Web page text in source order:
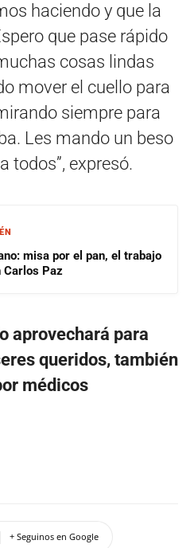
haciendo y que la
que pase rápido
cosas lindas
mover el cuello para
siempre para
Les mando un beso
todos”, expresó.
misa por el pan, el trabajo
Carlos Paz
aprovechará para
queridos, también
médicos
+ Seguinos en Google